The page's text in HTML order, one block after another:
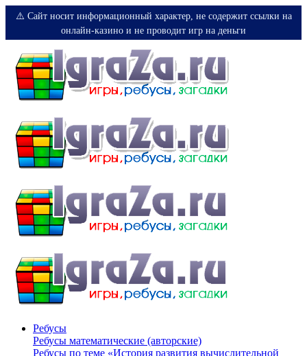
⚠️ Сайт носит информационный характер, не содержит ссылки на
онлайн-казино и не проводит игр на деньги
Ребусы
Ребусы математические (авторские)
Ребусы по теме «История развития вычислительной